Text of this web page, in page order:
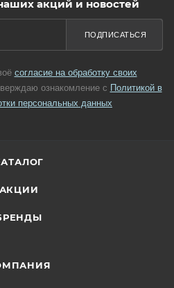
акций и новостей
согласие на обработку своих
ознакомление с Политикой в
персональных данных
ПОДПИСАТЬСЯ
АКЦИИ